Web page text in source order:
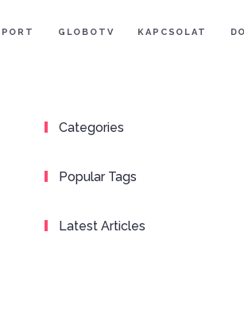
GLOBOTV KAPCSOLAT
Categories
Popular Tags
Latest Articles